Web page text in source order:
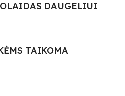
DAUGELIUI
TAIKOMA